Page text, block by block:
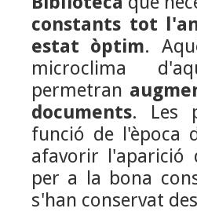
constants tot
estat òptim.
microclima
permetran
documents. Les
funció de l'època
afavorir l'aparició
per a la bona
s'han conservat